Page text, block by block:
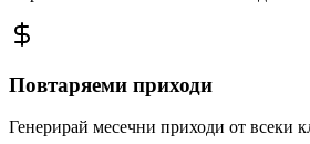
Повтаряеми приходи
Генерирай месечни приходи от всеки